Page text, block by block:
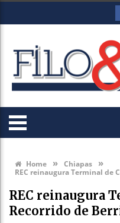
Home » Chiapas »
REC reinaugura Terminal de
REC reinaugura
Recorrido de